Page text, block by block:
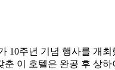
10주년 기념 행사를 개
춘 이 호텔은 완공 후 상